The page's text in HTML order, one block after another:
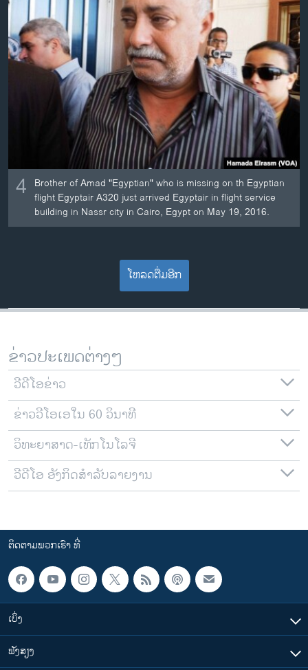
4 Brother of Amad "Egyptian" who is missing on th Egyptian
flight Egyptair A320 just arrived Egyptair in flight service
building in Nassr city in Cairo, Egypt on May 19, 2016.
ໂຫລດຕື່ມອີກ
ຂ່າວປະເພດຕ່າງໆ
ວີດີໂອຂ່າວ
ຂ່າວວີໂອເອໃນ 60 ວິນາທີ
ວິທະຍາສາດ-ເທັກໂນໂລຈີ
ວີດີໂອ ອັງກິດສຳລັບລາຍງານ
ຕິດຕາມພວກເຮົາ ທີ່
ເບິ່ງ
ຟັງສຽງ